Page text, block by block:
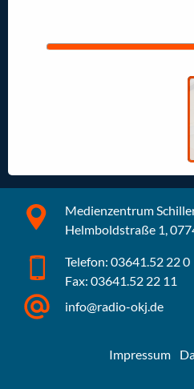
Medienzentrum
Helmboldstraße 1,
Telefon: 03641.52 22 0
Fax: 03641.52 22 11
info@radio-okj.de
Impressum